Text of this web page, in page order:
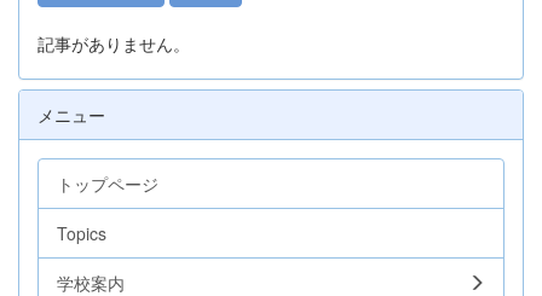
記事がありません。
メニュー
トップページ
Topics
学校案内